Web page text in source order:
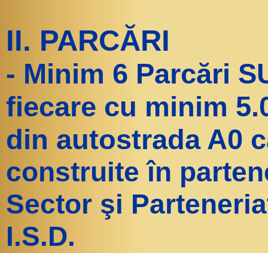
II. PARCĂRI
- Minim 6 Parcări
fiecare cu minim
din autostrada A0
construite în
Sector şi
I.S.D.